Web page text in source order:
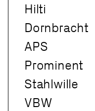
Hilti
Dornbracht
APS
Prominent
Stahlwille
VBW